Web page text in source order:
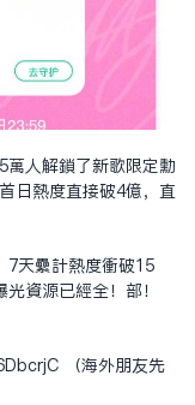
人解鎖了新歌限定勳
日熱度直接破4億，直
7天累計熱度衝破15
資源已經全！部！
（海外朋友先